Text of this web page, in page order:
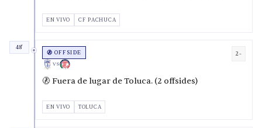
EN VIVO CF PACHUCA
48'
🚷 OFFSIDE
VS
2-
🚷 Fuera de lugar de Toluca. (2 offsides)
EN VIVO TOLUCA